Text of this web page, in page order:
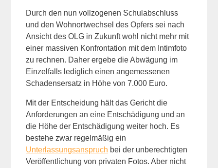
Durch den nun vollzogenen Schulabschluss
und den Wohnortwechsel des Opfers sei nach
Ansicht des OLG in Zukunft wohl nicht mehr mit
einer massiven Konfrontation mit dem Intimfoto
zu rechnen. Daher ergebe die Abwägung im
Einzelfalls lediglich einen angemessenen
Schadensersatz in Höhe von 7.000 Euro.
Mit der Entscheidung hält das Gericht die
Anforderungen an eine Entschädigung und an
die Höhe der Entschädigung weiter hoch. Es
bestehe zwar regelmäßig ein
Unterlassungsanspruch bei der unberechtigten
Veröffentlichung von privaten Fotos. Aber nicht